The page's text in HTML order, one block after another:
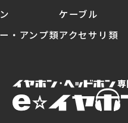
・アンプ類
ケーブル
アクセサリ類